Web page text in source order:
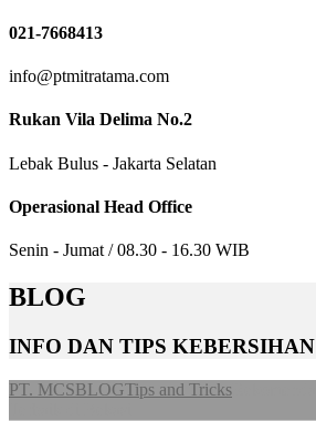
021-7668413
info@ptmitratama.com
Rukan Vila Delima No.2
Lebak Bulus - Jakarta Selatan
Operasional Head Office
Senin - Jumat / 08.30 - 16.30 WIB
BLOG
INFO DAN TIPS KEBERSIHAN
PT. MCSBLOGTips and Tricks